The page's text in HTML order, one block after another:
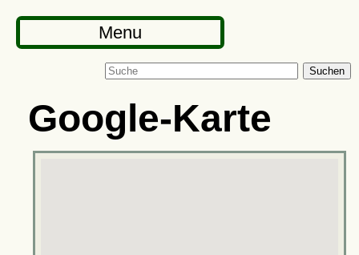
Menu
Suchen
Google-Karte